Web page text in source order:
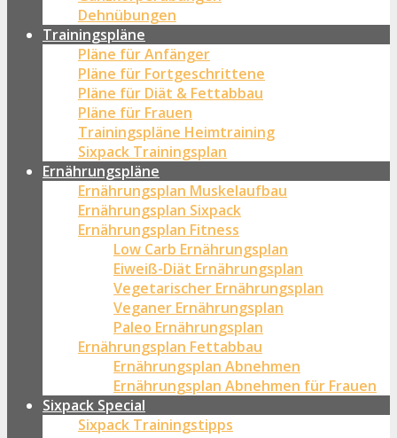
Dehnübungen
Trainingspläne
Pläne für Anfänger
Pläne für Fortgeschrittene
Pläne für Diät & Fettabbau
Pläne für Frauen
Trainingspläne Heimtraining
Sixpack Trainingsplan
Ernährungspläne
Ernährungsplan Muskelaufbau
Ernährungsplan Sixpack
Ernährungsplan Fitness
Low Carb Ernährungsplan
Eiweiß-Diät Ernährungsplan
Vegetarischer Ernährungsplan
Veganer Ernährungsplan
Paleo Ernährungsplan
Ernährungsplan Fettabbau
Ernährungsplan Abnehmen
Ernährungsplan Abnehmen für Frauen
Sixpack Special
Sixpack Trainingstipps